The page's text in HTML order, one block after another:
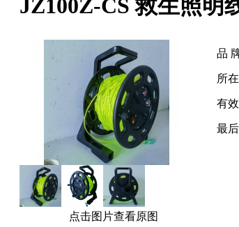
JZ100Z-CS 救生照明
点击图片查看原图
品
所
有
最